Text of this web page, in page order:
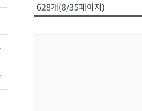
628개(8/35페이지)